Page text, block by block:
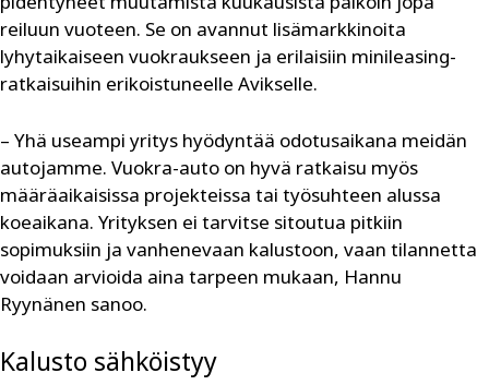
reiluun vuoteen. Se on avannut lisämarkkinoita
lyhytaikaiseen vuokraukseen ja erilaisiin minileasing-
ratkaisuihin erikoistuneelle Avikselle.
– Yhä useampi yritys hyödyntää odotusaikana meidän
autojamme. Vuokra-auto on hyvä ratkaisu myös
määräaikaisissa projekteissa tai työsuhteen alussa
koeaikana. Yrityksen ei tarvitse sitoutua pitkiin
sopimuksiin ja vanhenevaan kalustoon, vaan tilannetta
voidaan arvioida aina tarpeen mukaan, Hannu
Ryynänen sanoo.
Kalusto sähköistyy